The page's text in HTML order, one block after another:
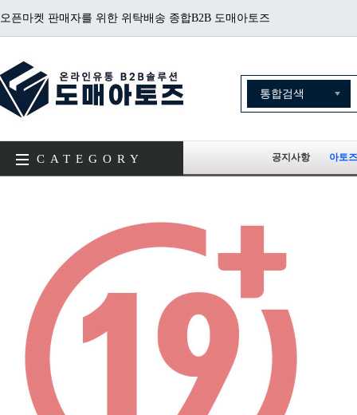
오픈마켓 판매자를 위한 위탁배송 종합B2B 도매아토즈
CATEGORY 공지사항 아토